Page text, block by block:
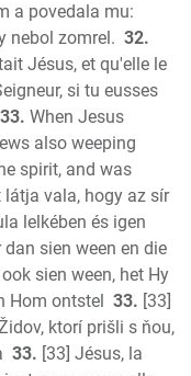
a povedala mu:
nebol zomrel. 32.
Jésus, et qu'elle le
si tu eusses
33. When Jesus
also weeping
spirit, and was
látja vala, hogy az sír
lelkében és igen
sien ween en die
sien ween, het Hy
Hom ontstel 33. [33]
ktorí prišli s ňou,
33. [33] Jésus, la